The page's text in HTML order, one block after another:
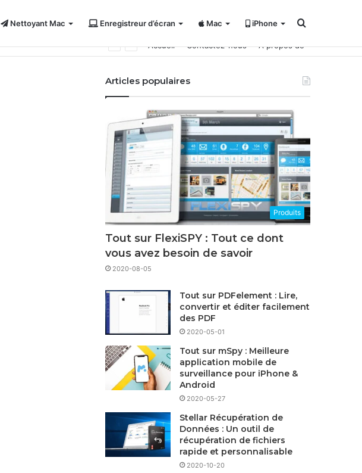
Nettoyant Mac Enregistreur d’écran Mac iPhone Rechercher
Accueil Contactez-nous À propos de
Articles populaires
Produits
Tout sur FlexiSPY : Tout ce dont
vous avez besoin de savoir
2020-08-05
Tout sur PDFelement : Lire,
convertir et éditer facilement
des PDF
2020-05-01
Tout sur mSpy : Meilleure
application mobile de
surveillance pour iPhone &
Android
2020-05-27
Stellar Récupération de
Données : Un outil de
récupération de fichiers
rapide et personnalisable
2020-10-20